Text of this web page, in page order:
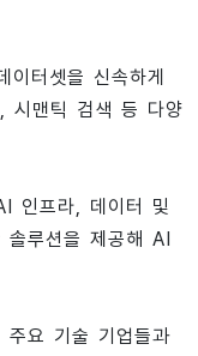
터셋을 신속하게
시맨틱 검색 등 다양
인프라, 데이터 및
루션을 제공해 AI
요 기술 기업들과